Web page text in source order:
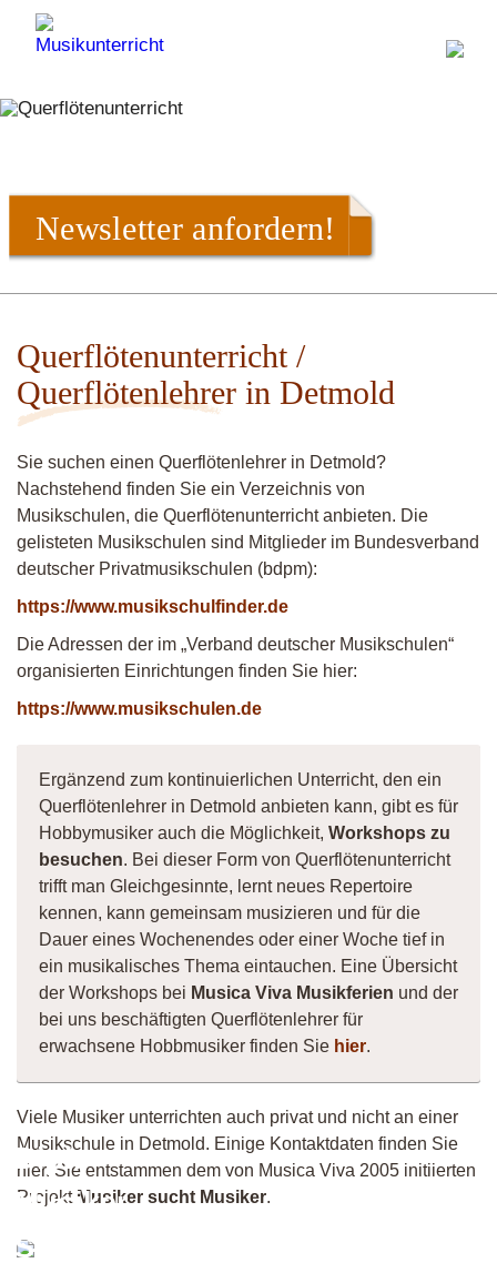
Newsletter anfordern!
Querflötenunterricht /
Querflötenlehrer in Detmold
Sie suchen einen Querflötenlehrer in Detmold?
Nachstehend finden Sie ein Verzeichnis von
Musikschulen, die Querflötenunterricht anbieten. Die
gelisteten Musikschulen sind Mitglieder im Bundesverband
deutscher Privatmusikschulen (bdpm):
https://www.musikschulfinder.de
Die Adressen der im „Verband deutscher Musikschulen“
organisierten Einrichtungen finden Sie hier:
https://www.musikschulen.de
Ergänzend zum kontinuierlichen Unterricht, den ein
Querflötenlehrer in Detmold anbieten kann, gibt es für
Hobbymusiker auch die Möglichkeit, Workshops zu
besuchen. Bei dieser Form von Querflötenunterricht
trifft man Gleichgesinnte, lernt neues Repertoire
kennen, kann gemeinsam musizieren und für die
Dauer eines Wochenendes oder einer Woche tief in
ein musikalisches Thema eintauchen. Eine Übersicht
der Workshops bei Musica Viva Musikferien und der
bei uns beschäftigten Querflötenlehrer für
erwachsene Hobbmusiker finden Sie hier.
Viele Musiker unterrichten auch privat und nicht an einer
Musikschule in Detmold. Einige Kontaktdaten finden Sie
hier. Sie entstammen dem von Musica Viva 2005 initiierten
Projekt Musiker sucht Musiker.
Dipl.-
Musiker
Saxophon